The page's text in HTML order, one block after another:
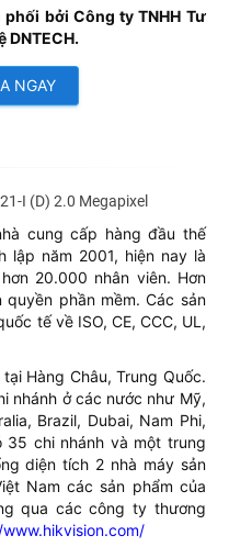
bởi Công ty TNHH Tư
DNTECH.
NGAY
cung cấp hàng đầu thế
lập năm 2001, hiện nay là
20.000 nhân viên. Hơn
phần mềm. Các sản
tế về ISO, CE, CCC, UL,
Hàng Châu, Trung Quốc.
nhánh ở các nước như Mỹ,
Brazil, Dubai, Nam Phi,
chi nhánh và một trung
diện tích 2 nhà máy sản
Nam các sản phẩm của
qua các công ty thương